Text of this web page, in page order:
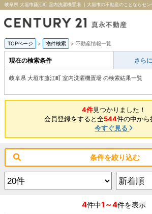
岐阜県 大垣市藤江町 室内洗濯機置場 ｜大垣市の不動産のことならセン
TOPページ > 物件検索 > 不動産情報一覧
現在の検索条件 さら
岐阜県 大垣市藤江町 室内洗濯機置場 の検索結果一覧
4件見つかりました！
会員登録をすると全544件の中から
今すぐ見る
条件を絞り込む
4件中1～4件を表示